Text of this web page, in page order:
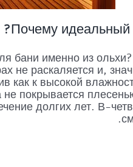
Почему идеальный
бани именно из
не раскаляется и,
как к высокой
покрывается
долгих лет. В-